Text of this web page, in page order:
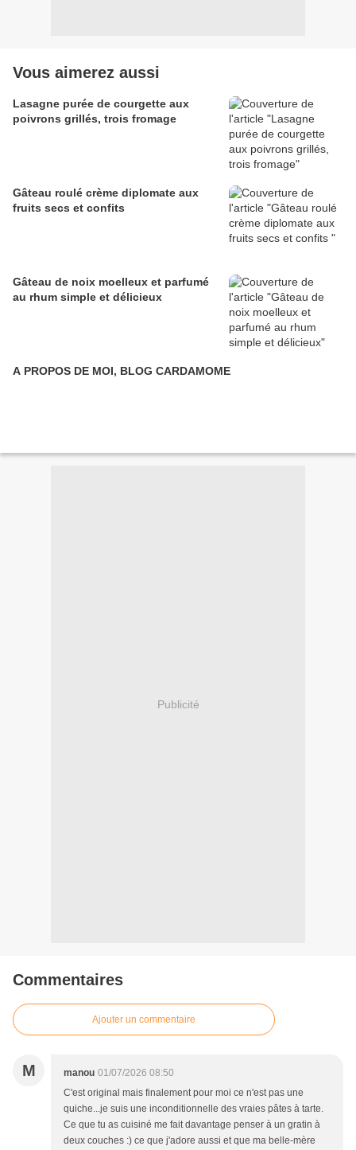
Vous aimerez aussi
Lasagne purée de courgette aux
poivrons grillés, trois fromage
Gâteau roulé crème diplomate aux
fruits secs et confits
Gâteau de noix moelleux et parfumé
au rhum simple et délicieux
A PROPOS DE MOI, BLOG CARDAMOME
Publicité
Commentaires
Ajouter un commentaire
M manou 01/07/2026 08:50
C'est original mais finalement pour moi ce n'est pas une
quiche...je suis une inconditionnelle des vraies pâtes à tarte.
Ce que tu as cuisiné me fait davantage penser à un gratin à
deux couches :) ce que j'adore aussi et que ma belle-mère